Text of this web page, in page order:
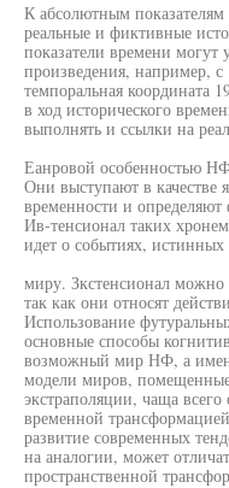
К абсолютным
реальные и фиктивные
показатели времени могут
произведения, например,
темпоральная координата
в ход исторического
выполнять и ссылки на
Еанровой особенностью
Они выступают в качестве
временности и
Ив-тенсионал таких
идет о событиях,
миру. Зкстенсионал
так как они относят
Использование
основные способы
возможный мир НФ, а
модели миров,
экстраполяции, чаща всего
временной
развитие современных
на аналогии, может
пространственной